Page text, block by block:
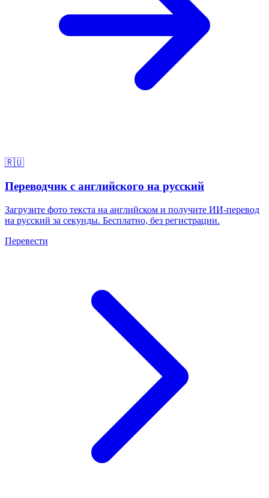
🇷🇺
Переводчик с английского на русский
Загрузите фото текста на английском и получите ИИ-перевод
на русский за секунды. Бесплатно, без регистрации.
Перевести